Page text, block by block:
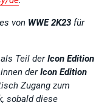
von WWE 2K23 für
Teil derIcon Edition
derIcon Edition
Zugang zum
sobald diese